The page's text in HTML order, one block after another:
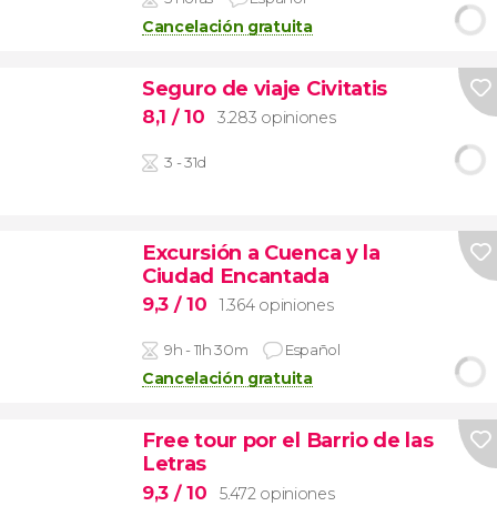
Cancelación gratuita
Seguro de viaje Civitatis
8,1 / 10 3.283 opiniones
3 - 31d
Excursión a Cuenca y la
Ciudad Encantada
9,3 / 10 1.364 opiniones
9h - 11h 30m Español
Cancelación gratuita
Free tour por el Barrio de las
Letras
9,3 / 10 5.472 opiniones